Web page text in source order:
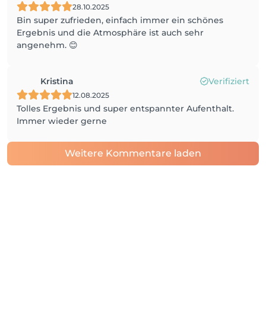
28.10.2025
Bin super zufrieden, einfach immer ein schönes
Ergebnis und die Atmosphäre ist auch sehr
angenehm. 😊
Kristina Verifiziert
12.08.2025
Tolles Ergebnis und super entspannter Aufenthalt.
Immer wieder gerne
Weitere Kommentare laden